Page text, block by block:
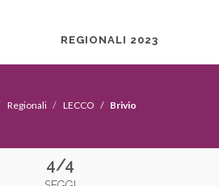
REGIONALI 2023
Regionali LECCO Brivio
4/4